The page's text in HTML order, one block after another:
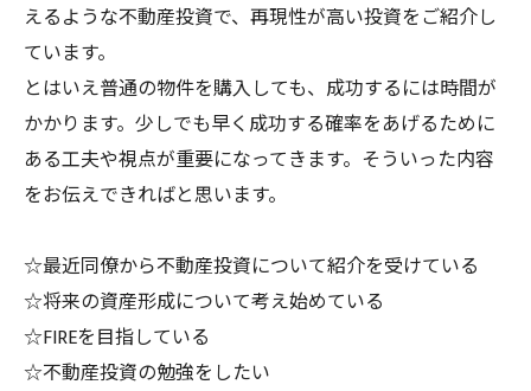
えるような不動産投資で、再現性が高い投資をご紹介し
ています。
とはいえ普通の物件を購入しても、成功するには時間が
かかります。少しでも早く成功する確率をあげるために
ある工夫や視点が重要になってきます。そういった内容
をお伝えできればと思います。
☆最近同僚から不動産投資について紹介を受けている
☆将来の資産形成について考え始めている
☆FIREを目指している
☆不動産投資の勉強をしたい